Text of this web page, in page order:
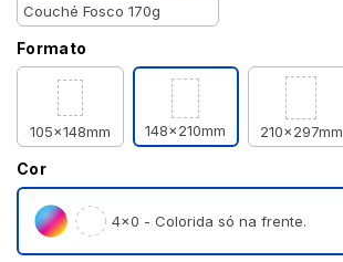
Couché Fosco 170g
Formato
105x148mm 148x210mm 210x297mm
Cor
4×0 - Colorida só na frente.